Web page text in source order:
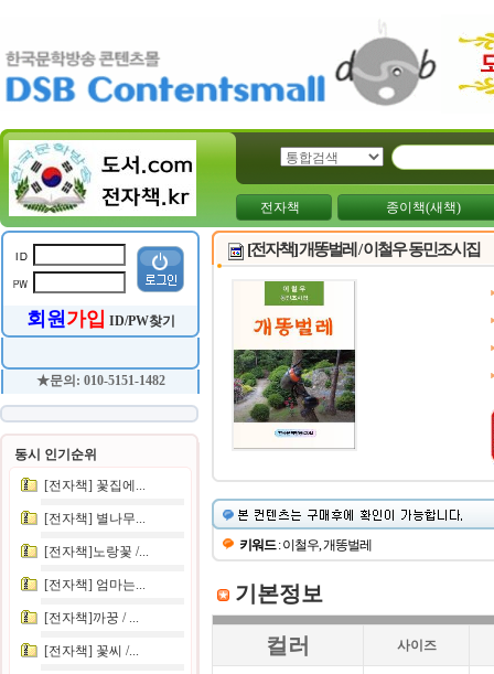
전자책 종이책(새책)
회원가입 ID/PW찾기
★문의: 010-5151-1482
동시 인기순위
[전자책] 꽃집에...
[전자책] 별나무...
[전자책]노랑꽃 /...
[전자책] 엄마는...
[전자책]까꿍 / ...
[전자책] 꽃씨 /...
[전자책] 개똥벌레 / 이철우 동민조시집
키워드: 이철우, 개똥벌레
기본정보
컬러 사이즈